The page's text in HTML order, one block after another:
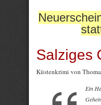
Salziges
Küstenkrimi von
Ein